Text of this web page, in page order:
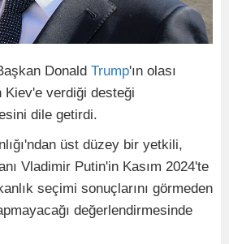
Donald Trump'ın olası
Kiev'e verdiği desteği
dile getirdi.
üst düzey bir yetkili,
Vladimir Putin'in Kasım 2024'te
seçimi sonuçlarını görmeden
değerlendirmesinde